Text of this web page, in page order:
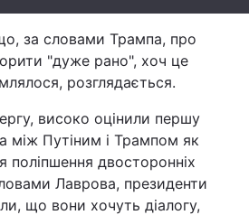
за словами Трампа, про
"дуже рано", хоч це
розглядається.
високо оцінили першу
між Путіним і Трампом як
поліпшення двосторонніх
Лаврова, президенти
що вони хочуть діалогу,